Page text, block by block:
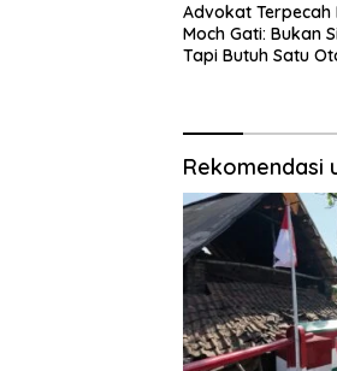
Advokat Terpecah
Moch Gati: Bukan
Tapi Butuh Satu
Rekomendasi